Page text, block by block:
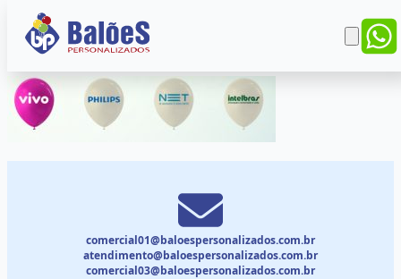
comercial01@baloespersonalizados.com.br
atendimento@baloespersonalizados.com.br
comercial03@baloespersonalizados.com.br